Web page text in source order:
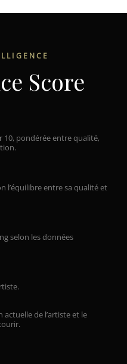
Score
10, pondérée entre qualité,
l’équilibre entre sa qualité et
selon les données
actuelle de l’artiste et le